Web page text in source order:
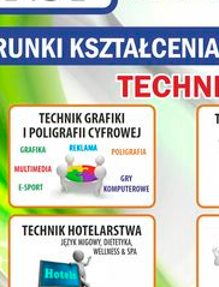
2006-2021. All rights